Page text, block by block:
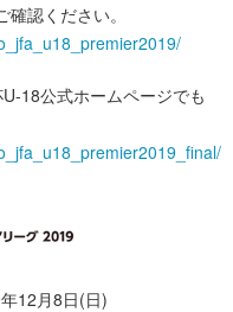
認ください。
18公式ホームページでも
12月8日(日)